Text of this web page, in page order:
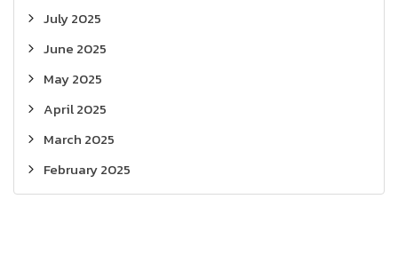
July 2025
June 2025
May 2025
April 2025
March 2025
February 2025